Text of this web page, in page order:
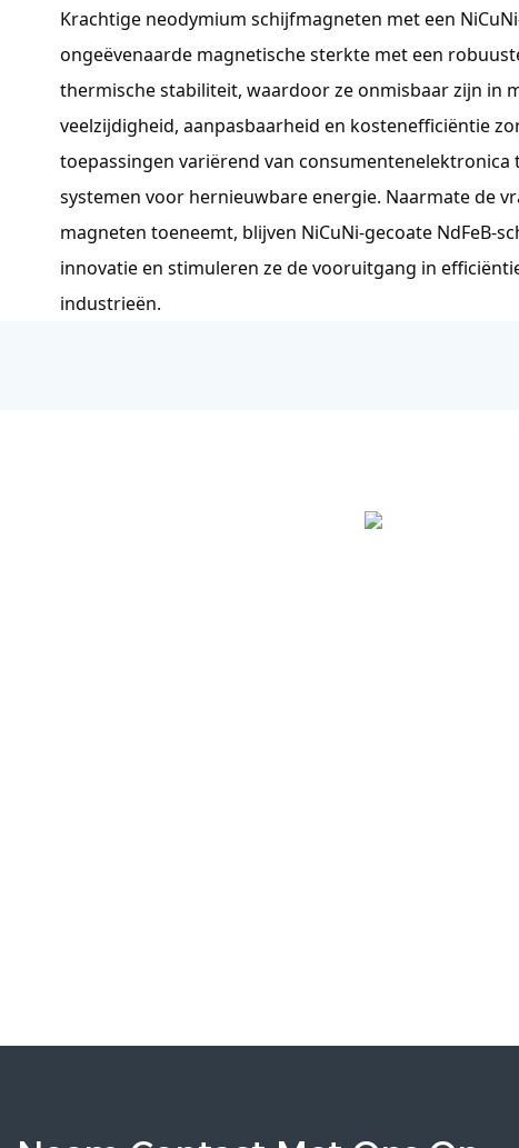
Krachtige neodymium schijfmagneten met een
ongeëvenaarde magnetische sterkte met een
thermische stabiliteit, waardoor ze onmisbaar zijn in
veelzijdigheid, aanpasbaarheid en kostenefficiëntie
toepassingen variërend van
systemen voor hernieuwbare energie. Naarmate de
magneten toeneemt, blijven NiCuNi-gecoate NdFeB-
innovatie en stimuleren ze de vooruitgang in
industrieën.